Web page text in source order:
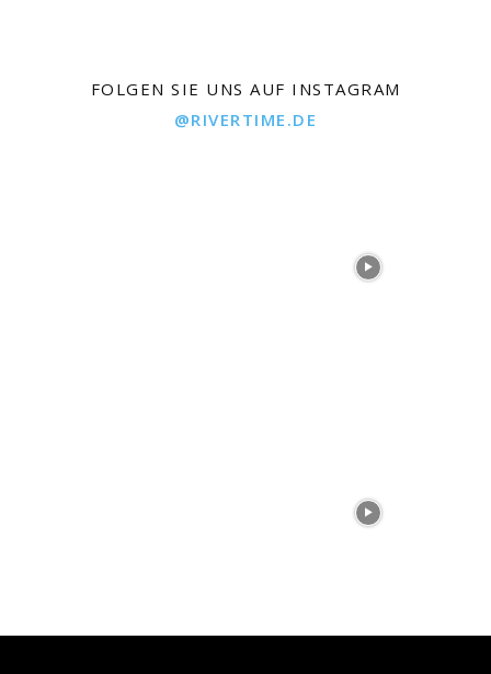
FOLGEN SIE UNS AUF INSTAGRAM
@RIVERTIME.DE